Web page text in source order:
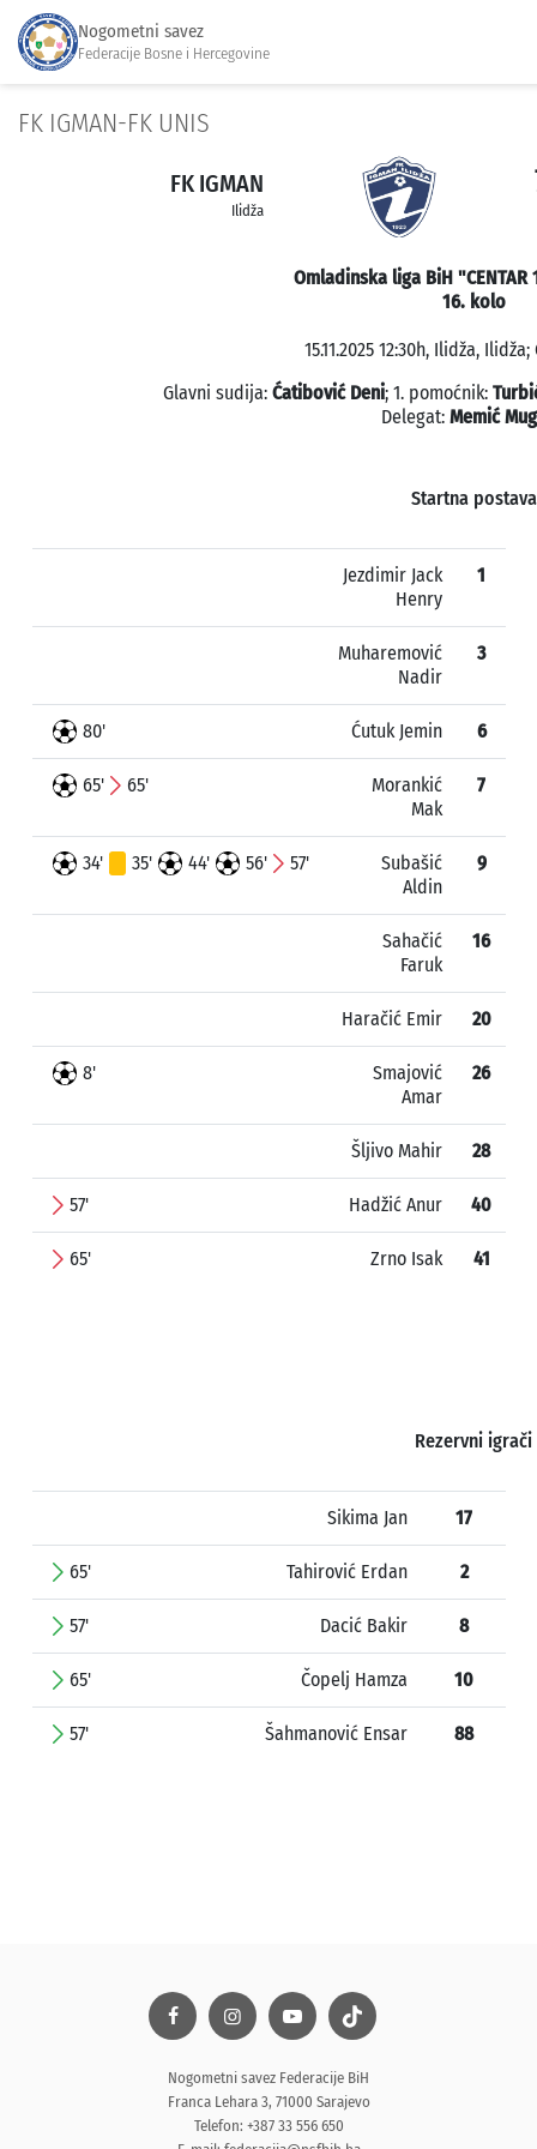
Nogometni savez
Federacije Bosne i Hercegovine
FK IGMAN-FK UNIS
FK IGMAN
Ilidža
Omladinska liga BiH
16. kolo
15.11.2025 12:30h, Ilidža,
Glavni sudija: Ćatibović Deni; 1. pomoćnik:
Delegat: Memić
Startna postava
Jezdimir Jack
Henry
1
Muharemović
Nadir
3
80' Ćutuk Jemin 6
65' 65'
Morankić
Mak
7
34' 35' 44' 56' 57'
Subašić
Aldin
9
Sahačić
Faruk
16
Haračić Emir 20
8'
Smajović
Amar
26
Šljivo Mahir 28
57' Hadžić Anur 40
65' Zrno Isak 41
Rezervni igrači
Sikima Jan 17
65' Tahirović Erdan 2
57' Dacić Bakir 8
65' Čopelj Hamza 10
57' Šahmanović Ensar 88
Nogometni savez Federacije BiH
Franca Lehara 3, 71000 Sarajevo
Telefon: +387 33 556 650